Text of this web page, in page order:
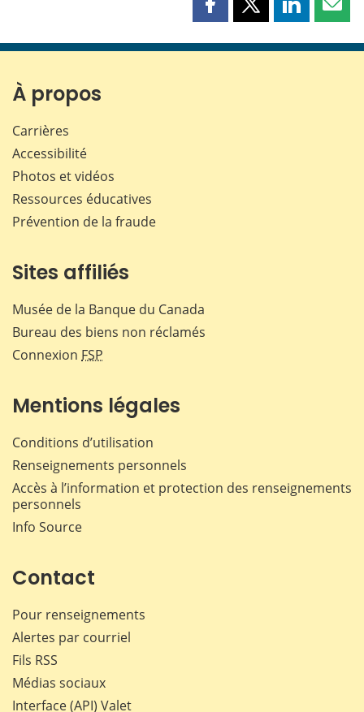
Partager
page
Partager
page
Partager
page page
À propos
Carrières
Accessibilité
Photos et vidéos
Ressources éducatives
Prévention de la fraude
Sites affiliés
Musée de la Banque du Canada
Bureau des biens non réclamés
Connexion FSP
Mentions légales
Conditions d’utilisation
Renseignements personnels
Accès à l’information et protection des renseignements
personnels
Info Source
Contact
Pour renseignements
Alertes par courriel
Fils RSS
Médias sociaux
Interface (API) Valet